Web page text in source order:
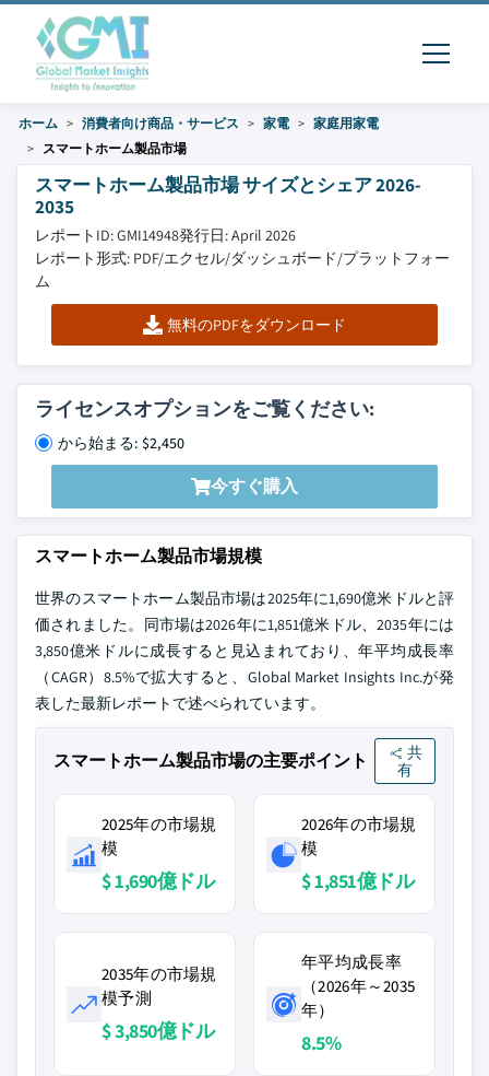
ホーム 消費者向け商品・サービス 家電
家庭用家電
スマートホーム製品市場
スマートホーム製品市場 サイズとシェア 2026-
2035
レポートID: GMI14948発行日: April 2026
レポート形式: PDF/エクセル/ダッシュボード/プラットフォー
ム
無料のPDFをダウンロード
ライセンスオプションをご覧ください:
から始まる: $2,450
今すぐ購入
スマートホーム製品市場規模
世界のスマートホーム製品市場は2025年に1,690億米ドルと評
価されました。同市場は2026年に1,851億米ドル、2035年には
3,850億米ドルに成長すると見込まれており、年平均成長率
（CAGR）8.5%で拡大すると、Global Market Insights Inc.が発
表した最新レポートで述べられています。
スマートホーム製品市場の主要ポイント
共
有
2025年の市場規
模
$ 1,690億ドル
2026年の市場規
模
$ 1,851億ドル
2035年の市場規
模予測
$ 3,850億ドル
年平均成長率
（2026年～2035
年）
8.5%